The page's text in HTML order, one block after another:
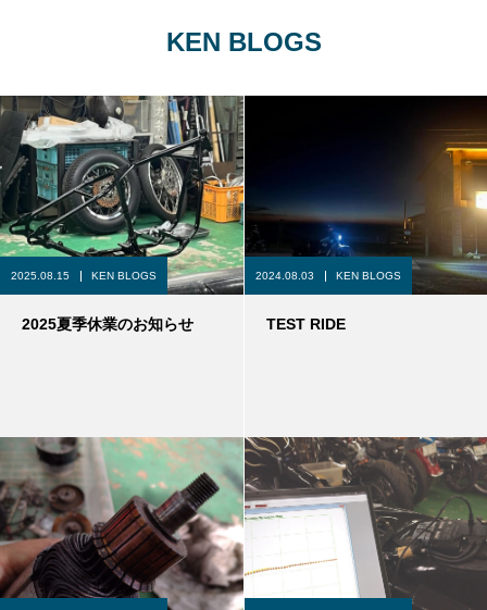
KEN BLOGS
2025.08.15 KEN BLOGS
2025夏季休業のお知らせ
2024.08.03 KEN BLOGS
TEST RIDE